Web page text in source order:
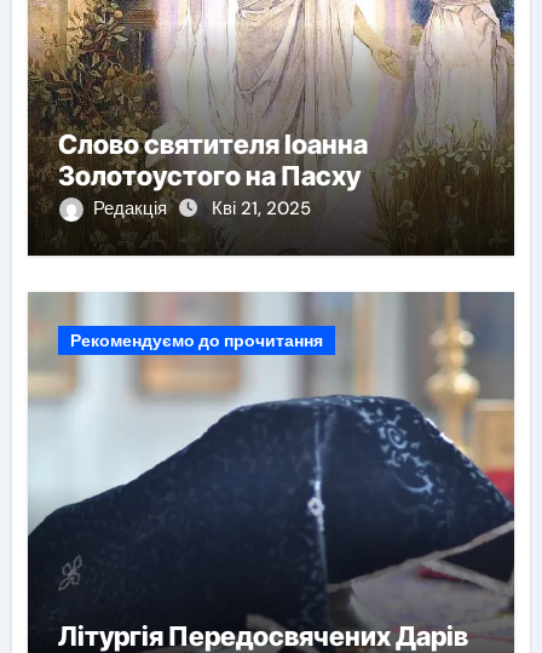
Слово святителя Іоанна
Золотоустого на Пасху
Редакція Кві 21, 2025
Рекомендуємо до прочитання
Літургія Передосвячених Дарів